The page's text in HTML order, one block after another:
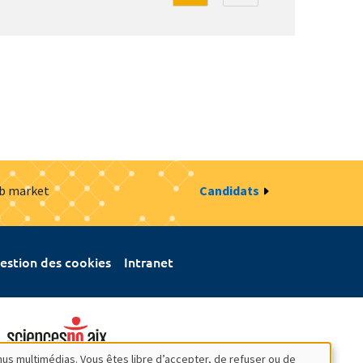
market Candidats
des cookies Intranet
multimédias. Vous êtes libre d’accepter, de refuser ou de